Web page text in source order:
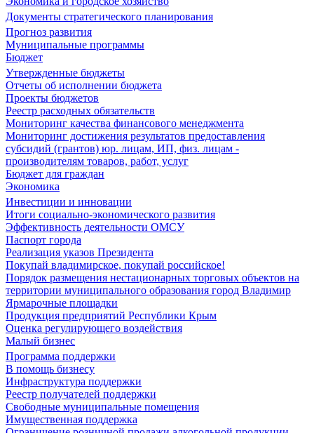
Документы стратегического планирования
Прогноз развития
Муниципальные программы
Бюджет
Утвержденные бюджеты
Отчеты об исполнении бюджета
Проекты бюджетов
Реестр расходных обязательств
Мониторинг качества финансового менеджмента
Мониторинг достижения результатов предоставления
субсидий (грантов) юр. лицам, ИП, физ. лицам -
производителям товаров, работ, услуг
Бюджет для граждан
Экономика
Инвестиции и инновации
Итоги социально-экономического развития
Эффективность деятельности ОМСУ
Паспорт города
Реализация указов Президента
Покупай владимирское, покупай российское!
Порядок размещения нестационарных торговых объектов на
территории муниципального образования город Владимир
Ярмарочные площадки
Продукция предприятий Республики Крым
Оценка регулирующего воздействия
Малый бизнес
Программа поддержки
В помощь бизнесу
Инфраструктура поддержки
Реестр получателей поддержки
Свободные муниципальные помещения
Имущественная поддержка